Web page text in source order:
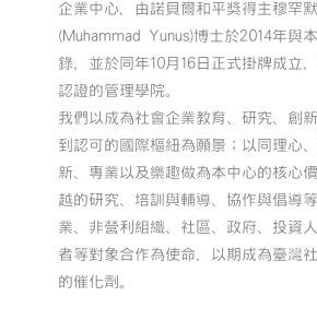
企業中心，由諾貝爾和平獎得主穆罕
(Muhammad Yunus)博士於2014年與
錄，並於同年10月16日正式掛牌成立
認證的管理學院。
我們以成為社會企業教育、研究、創
到認可的國際樞紐為願景；以同理心
新、專業以及樂趣做為本中心的核心
越的研究、培訓與輔導、協作與倡導
業、非營利組織、社區、政府、投資
者等對象合作為使命，以期成為臺灣
的催化劑。